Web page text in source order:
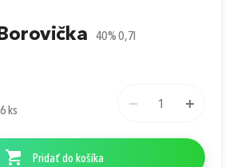
40% 0,7l
ks
1
Pridať do košíka